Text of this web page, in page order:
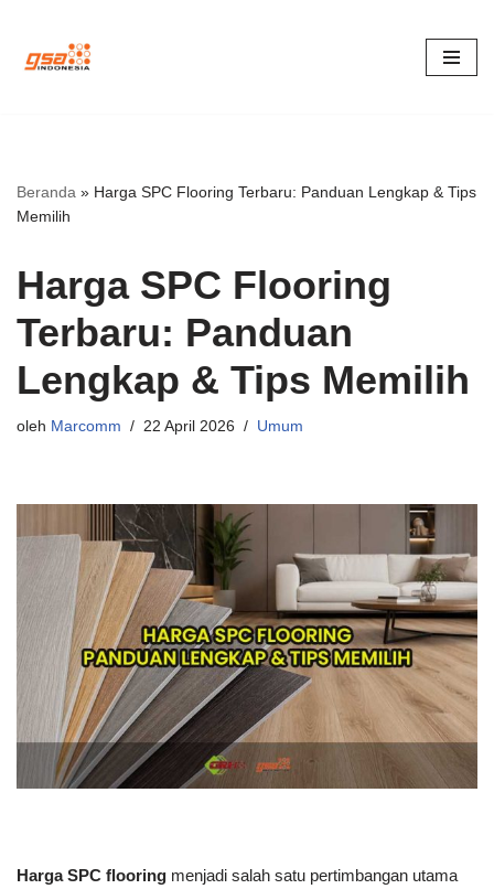
Lompat
Beranda » Harga SPC Flooring Terbaru: Panduan Lengkap & Tips
Memilih
Harga SPC Flooring
Terbaru: Panduan
Lengkap & Tips Memilih
oleh Marcomm 22 April 2026 Umum
Harga SPC flooring menjadi salah satu pertimbangan utama